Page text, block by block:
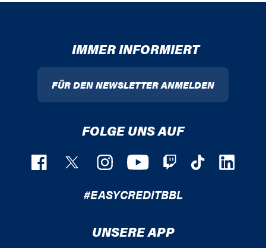
IMMER INFORMIERT
FÜR DEN NEWSLETTER ANMELDEN
FOLGE UNS AUF
#EASYCREDITBBL
UNSERE APP